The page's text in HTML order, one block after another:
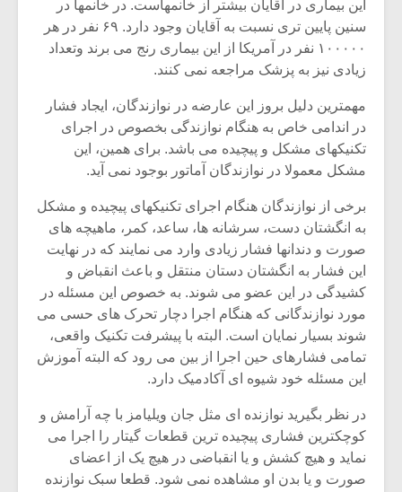
این بیماری در آقایان بیشتر از خانمهاست. در خانمها در
سنین پایین تری نسبت به آقایان وجود دارد. ۶۹ نفر در هر
۱۰۰۰۰۰ نفر در آمریکا از این بیماری رنج می برند وتعداد
زیادی نیز به پزشک مراجعه نمی کنند.
مهمترین دلیل بروز این عارضه در نوازندگان، ایجاد فشار
در اندامی خاص به هنگام نوازندگی بخصوص در اجرای
تکنیکهای مشکل و پیچیده می باشد. برای همین، این
مشکل معمولا در نوازندگان آماتور بوجود نمی آید.
برخی از نوازندگان هنگام اجرای تکنیکهای پیچیده و مشکل
به انگشتان دست، سرشانه ها، ساعد، کمر، ماهیچه های
صورت و دندانها فشار زیادی وارد می نمایند که در نهایت
این فشار به انگشتان دستان منتقل و باعث انقباض و
کشیدگی در این عضو می شوند. به خصوص این مسئله در
مورد نوازندگانی که هنگام اجرا دچار تحرک های حسی می
شوند بسیار نمایان است. البته با پیشرفت تکنیک واقعی،
تمامی فشارهای حین اجرا از بین می رود که البته آموزش
این مسئله خود شیوه ای آکادمیک دارد.
در نظر بگیرید نوازنده ای مثل جان ویلیامز با چه آرامش و
کوچکترین فشاری پیچیده ترین قطعات گیتار را اجرا می
نماید و هیچ کشش و یا انقباضی در هیچ یک از اعضای
صورت و یا بدن او مشاهده نمی شود. قطعا سبک نوازنده
یادداشتی بر موسیقی
متن فیلم «متری
شیش و نیم»
اگر نمی توانی
مشهورترین باشی،
بدنام ترین باش
دوره
موسیقی
موسیقی
سکانسی
موسیقی